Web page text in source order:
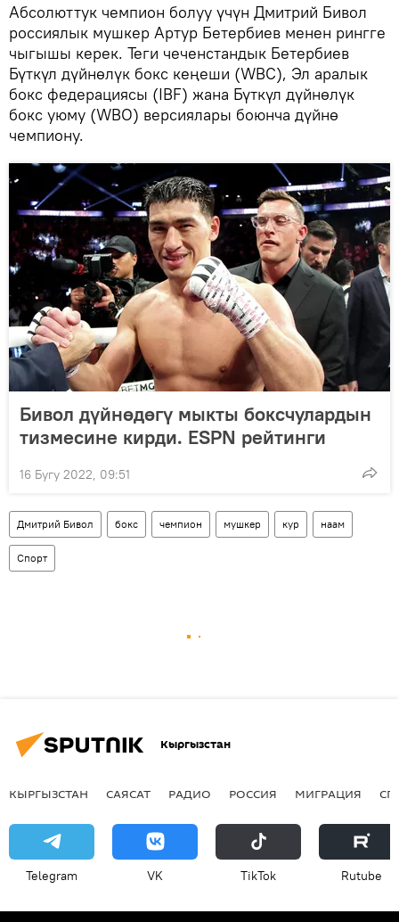
Абсолюттук чемпион болуу үчүн Дмитрий Бивол
россиялык мушкер Артур Бетербиев менен рингге
чыгышы керек. Теги чеченстандык Бетербиев
Бүткүл дүйнөлүк бокс кеңеши (WBC), Эл аралык
бокс федерациясы (IBF) жана Бүткүл дүйнөлүк
бокс уюму (WBO) версиялары боюнча дүйнө
чемпиону.
Бивол дүйнөдөгү мыкты боксчулардын
тизмесине кирди. ESPN рейтинги
16 Бугу 2022, 09:51
Дмитрий Бивол бокс чемпион мушкер кур наам
Спорт
Кыргызстан
КЫРГЫЗСТАН САЯСАТ РАДИО РОССИЯ МИГРАЦИЯ
Telegram VK ТikТоk Rutube